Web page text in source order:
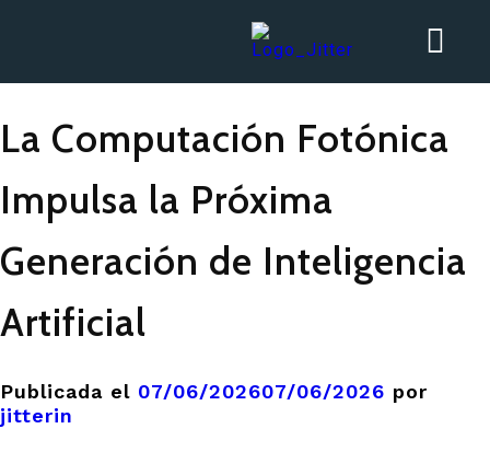
La Computación Fotónica
Impulsa la Próxima
Generación de Inteligencia
Artificial
Publicada el 07/06/202607/06/2026 por
jitterin